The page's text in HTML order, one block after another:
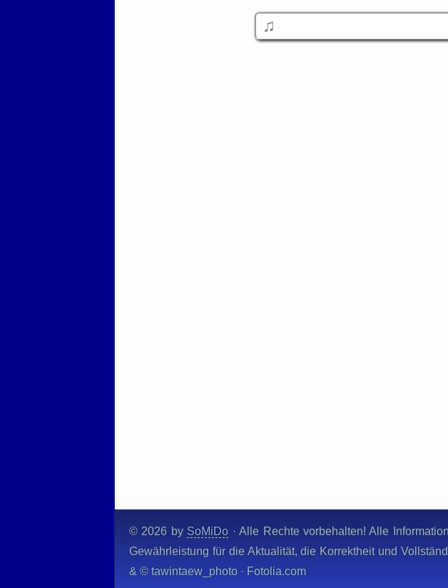
© 2026 by SoMiDo · Alle Rechte vorbehalten! Alle
Gewährleistung für die Aktualität, die Korrektheit und
& © tawintaew_photo · Fotolia.com